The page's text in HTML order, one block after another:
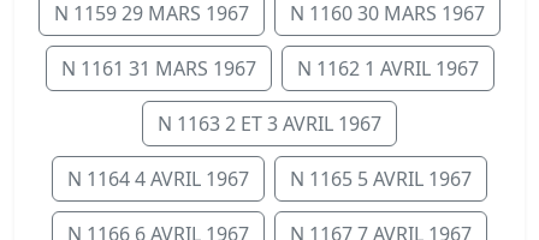
N 1159 29 MARS 1967 N 1160 30 MARS 1967
N 1161 31 MARS 1967 N 1162 1 AVRIL 1967
N 1163 2 ET 3 AVRIL 1967
N 1164 4 AVRIL 1967 N 1165 5 AVRIL 1967
N 1166 6 AVRIL 1967 N 1167 7 AVRIL 1967